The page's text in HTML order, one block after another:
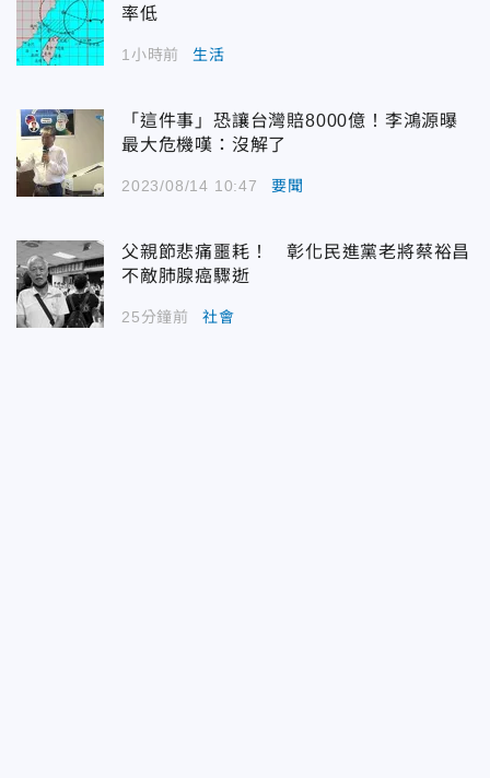
率低
1小時前 生活
「這件事」恐讓台灣賠8000億！李鴻源曝
最大危機嘆：沒解了
2023/08/14 10:47 要聞
父親節悲痛噩耗！ 彰化民進黨老將蔡裕昌
不敵肺腺癌驟逝
25分鐘前 社會